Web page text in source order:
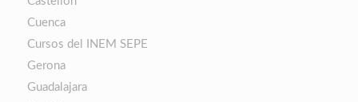
Cuenca
Cursos del INEM SEPE
Gerona
Guadalajara